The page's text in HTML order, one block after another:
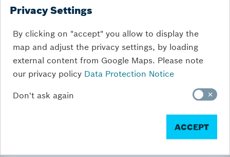
Distance [km]
km
Privacy Settings
By clicking on "accept" you allow to display the
map and adjust the privacy settings, by loading
external content from Google Maps. Please note
our privacy policy Data Protection Notice
Don't ask again
ACCEPT